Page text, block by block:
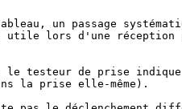
un passage
utile lors d'une
le testeur de prise
la prise elle-même).